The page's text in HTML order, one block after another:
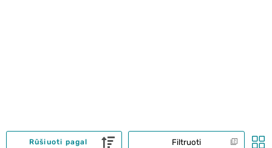
Filtruoti
Rūšiuoti pagal